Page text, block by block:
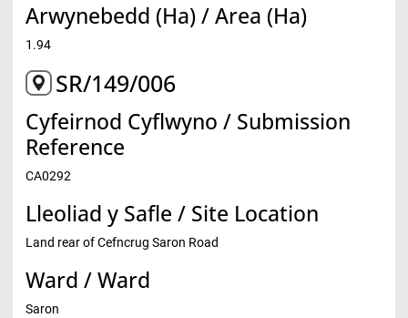
Arwynebedd (Ha) / Area (Ha)
1.94
SR/149/006
Cyfeirnod Cyflwyno / Submission
Reference
CA0292
Lleoliad y Safle / Site Location
Land rear of Cefncrug Saron Road
Ward / Ward
Saron